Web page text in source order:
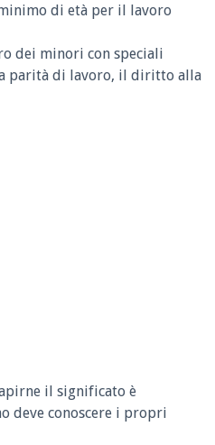
di età per il lavoro
dei minori con speciali
a parità di lavoro, il diritto alla
il significato è
deve conoscere i propri